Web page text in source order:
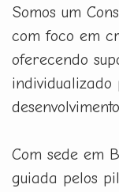
Somos um
com foco em
oferecendo
Com sede em
guiada pelos